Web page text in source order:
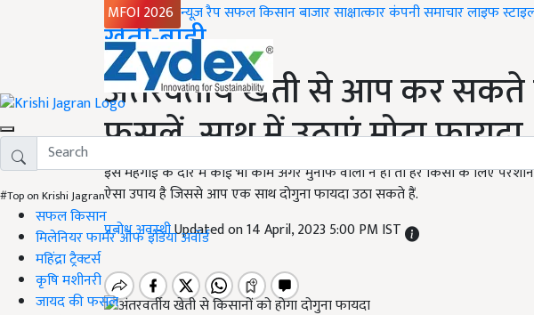
MFOI 2026 न्यूज़ रैपसफल किसानबाजारसाक्षात्कारकंपनी समाचारलाइफ
#Top on Krishi Jagran
सफल किसान
मिलेनियर फार्मर ऑफ इंडिया अवॉर्ड
महिंद्रा ट्रैक्टर्स
कृषि मशीनरी
जायद की फसल
Home
खेती-बाड़ी
अंतरवर्तीय खेती से आप कर सकते
फसलें, साथ में उठाएं मोटा फायदा
इस महंगाई के दौर में कोई भी काम अगर मुनाफे वाला न हो तो हर किसी के लिए
ऐसा उपाय है जिससे आप एक साथ दोगुना फायदा उठा सकते हैं.
प्रबोध अवस्थीUpdated on 14 April, 2023 5:00 PM IST